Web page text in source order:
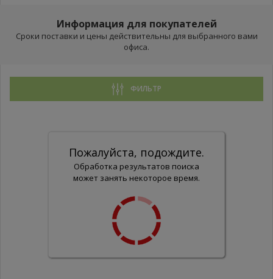
Информация для покупателей
Сроки поставки и цены действительны для выбранного вами
офиса.
ФИЛЬТР
Пожалуйста, подождите.
Обработка результатов поиска
может занять некоторое время.